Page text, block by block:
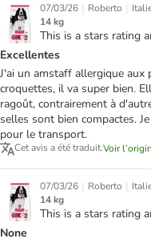
07/03/26 | Roberto |
14 kg
This is a stars rating
Excellentes
J'ai un amstaff allergique
croquettes, il va super bien.
ragoût, contrairement à
selles sont bien compactes.
pour le transport.
Cet avis a été traduit.Voir
07/03/26 | Roberto |
14 kg
This is a stars rating
None